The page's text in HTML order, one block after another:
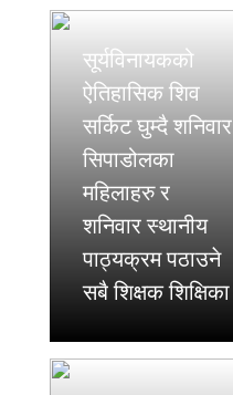
सूर्यविनायकको
ऐतिहासिक शिव
सर्किट घुम्दै शनिवार
सिपाडोलका
महिलाहरु र
शनिवार स्थानीय
पाठ्यक्रम पठाउने
सबै शिक्षक शिक्षिका